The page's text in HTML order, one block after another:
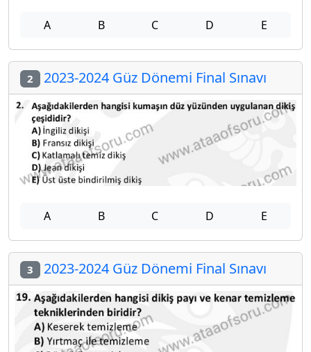
A B C D E
2 2023-2024 Güz Dönemi Final Sınavı
A B C D E
3 2023-2024 Güz Dönemi Final Sınavı